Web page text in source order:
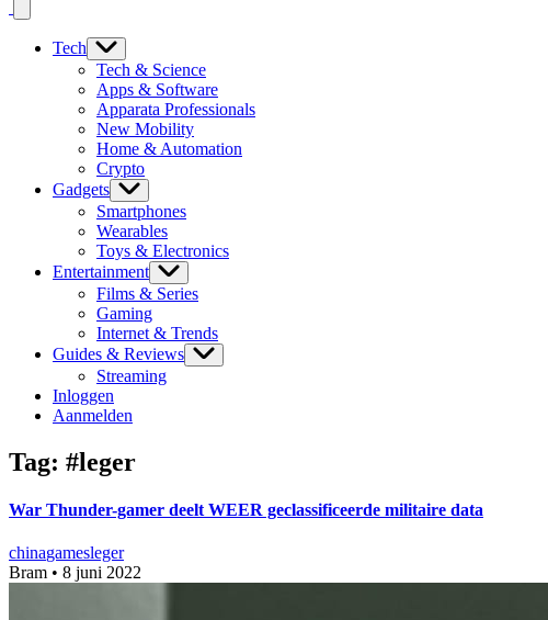
Tech
Tech & Science
Apps & Software
Apparata Professionals
New Mobility
Home & Automation
Crypto
Gadgets
Smartphones
Wearables
Toys & Electronics
Entertainment
Films & Series
Gaming
Internet & Trends
Guides & Reviews
Streaming
Inloggen
Aanmelden
Tag: #leger
War Thunder-gamer deelt WEER geclassificeerde militaire data
chinagamesleger
Bram • 8 juni 2022